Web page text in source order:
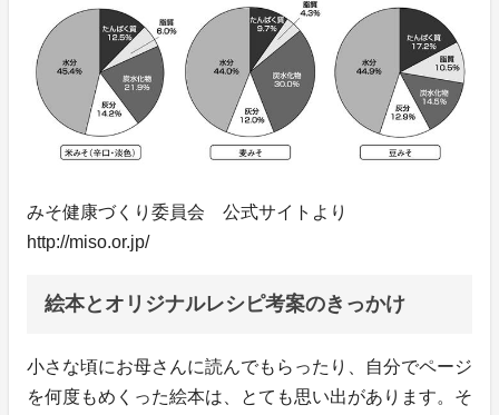
みそ健康づくり委員会 公式サイトより
http://miso.or.jp/
絵本とオリジナルレシピ考案のきっかけ
小さな頃にお母さんに読んでもらったり、自分でページ
を何度もめくった絵本は、とても思い出があります。そ